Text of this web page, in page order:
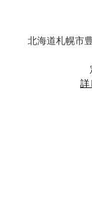
北海道札幌市
詳